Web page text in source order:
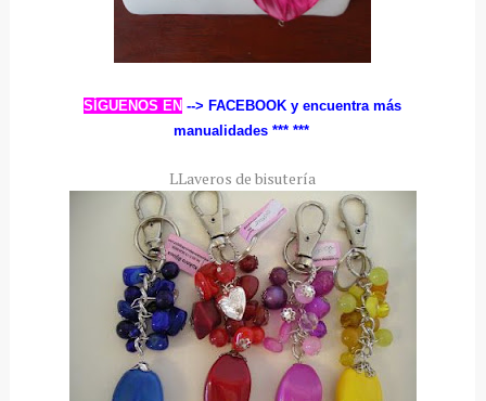
SÍGUENOS EN --> FACEBOOKy encuentra más
manualidades ******
LLaveros de bisutería